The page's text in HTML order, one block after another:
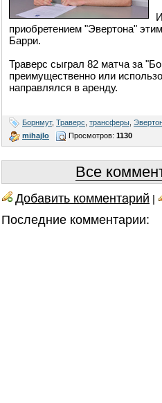
приобретением "Эвертона"
Барри.
Траверс сыграл 82 матча за
преимущественно или
направлялся в аренду.
Борнмут, Траверс трансферы
mihajlo
Просмотров: 1130
Все
Добавить комментарий |
Последние комментарии: